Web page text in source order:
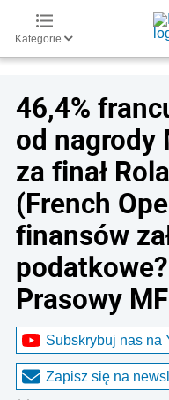
Kategorie
46,4%
od nagrody
za finał
(French
finansów
Prasowy
Subskrybuj nas na
Zapisz się na